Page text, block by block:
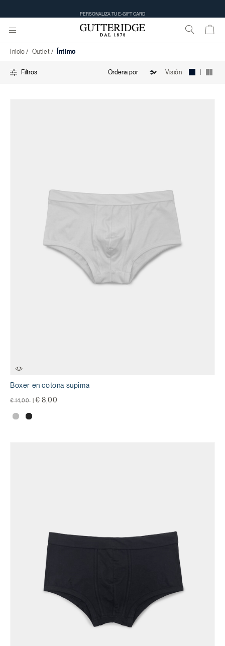
Inicio Outlet Íntimo
Filtros Visión |
Boxer en cotona supima
precio rebajado desde
€ 14,00 a € 8,00